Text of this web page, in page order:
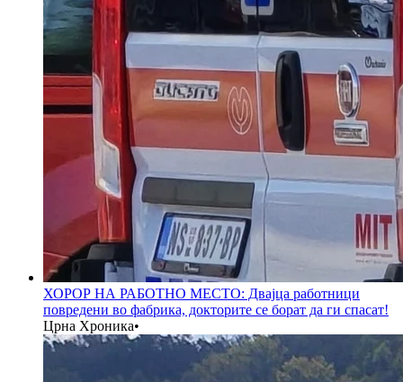
ХОРОР НА РАБОТНО МЕСТО: Двајца работници
повредени во фабрика, докторите се борат да ги спасат!
Црна Хроника•